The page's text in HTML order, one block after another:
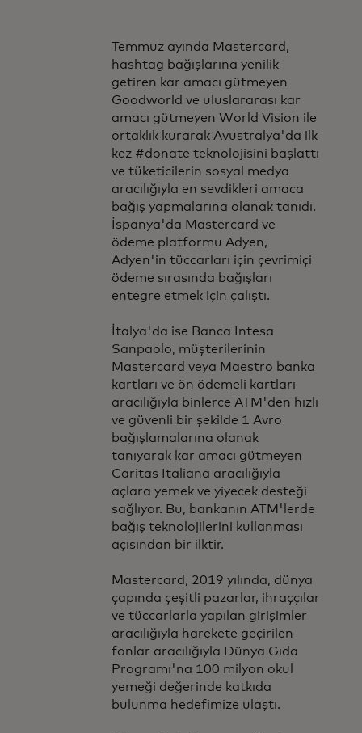
Temmuz ayında Mastercard,
hashtag bağışlarına yenilik
getiren kar amacı gütmeyen
Goodworld ve uluslararası kar
amacı gütmeyen World Vision ile
ortaklık kurarak Avustralya'da ilk
kez #donate teknolojisini başlattı
ve tüketicilerin sosyal medya
aracılığıyla en sevdikleri amaca
bağış yapmalarına olanak tanıdı.
İspanya'da Mastercard ve
ödeme platformu Adyen,
Adyen'in tüccarları için çevrimiçi
ödeme sırasında bağışları
entegre etmek için çalıştı.
İtalya'da ise Banca Intesa
Sanpaolo, müşterilerinin
Mastercard veya Maestro banka
kartları ve ön ödemeli kartları
aracılığıyla binlerce ATM'den hızlı
ve güvenli bir şekilde 1 Avro
bağışlamalarına olanak
tanıyarak kar amacı gütmeyen
Caritas Italiana aracılığıyla
açlara yemek ve yiyecek desteği
sağlıyor. Bu, bankanın ATM'lerde
bağış teknolojilerini kullanması
açısından bir ilktir.
Mastercard, 2019 yılında, dünya
çapında çeşitli pazarlar, ihraççılar
ve tüccarlarla yapılan girişimler
aracılığıyla harekete geçirilen
fonlar aracılığıyla Dünya Gıda
Programı'na 100 milyon okul
yemeği değerinde katkıda
bulunma hedefimize ulaştı.